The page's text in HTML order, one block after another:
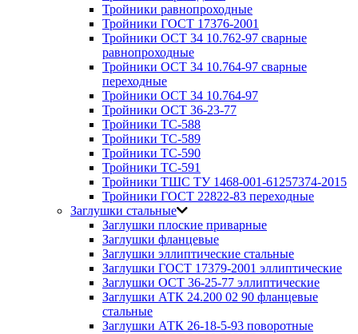
Тройники равнопроходные
Тройники ГОСТ 17376-2001
Тройники ОСТ 34 10.762-97 сварные
равнопроходные
Тройники ОСТ 34 10.764-97 сварные
переходные
Тройники ОСТ 34 10.764-97
Тройники ОСТ 36-23-77
Тройники ТС-588
Тройники ТС-589
Тройники ТС-590
Тройники ТС-591
Тройники ТШС ТУ 1468-001-61257374-2015
Тройники ГОСТ 22822-83 переходные
Заглушки стальные
Заглушки плоские приварные
Заглушки фланцевые
Заглушки эллиптические стальные
Заглушки ГОСТ 17379-2001 эллиптические
Заглушки ОСТ 36-25-77 эллиптические
Заглушки АТК 24.200 02 90 фланцевые
стальные
Заглушки АТК 26-18-5-93 поворотные